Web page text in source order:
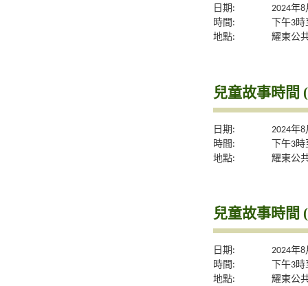
日期:
2024年
時間:
下午3
地點:
耀東公
兒童故事時間
日期:
2024年
時間:
下午3
地點:
耀東公
兒童故事時間
日期:
2024年
時間:
下午3
地點:
耀東公